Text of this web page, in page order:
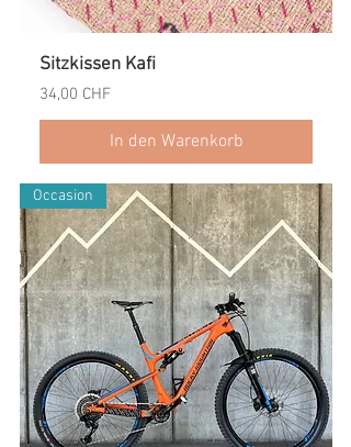
Sitzkissen Kafi
Preis
34,00 CHF
In den Warenkorb
Occasion